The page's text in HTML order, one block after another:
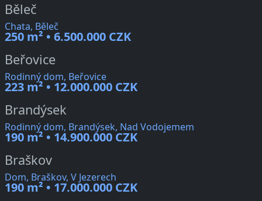
Běleč
Chata, Běleč
250 m² • 6.500.000 CZK
Beřovice
Rodinný dom, Beřovice
223 m² • 12.000.000 CZK
Brandýsek
Rodinný dom, Brandýsek, Nad Vodojemem
190 m² • 14.900.000 CZK
Braškov
Dom, Braškov, V Jezerech
190 m² • 17.000.000 CZK